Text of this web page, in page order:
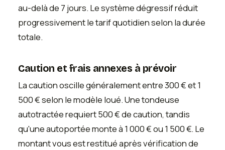
au-delà de 7 jours. Le système dégressif réduit
progressivement le tarif quotidien selon la durée
totale.
Caution et frais annexes à prévoir
La caution oscille généralement entre 300 € et 1
500 € selon le modèle loué. Une tondeuse
autotractée requiert 500 € de caution, tandis
qu'une autoportée monte à 1 000 € ou 1 500 €. Le
montant vous est restitué après vérification de